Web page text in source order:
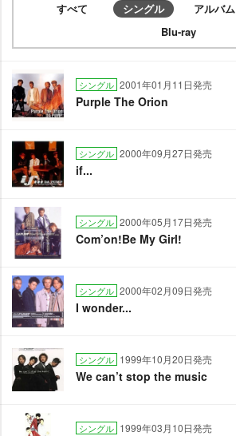
すべて シングル アルバム
Blu-ray
シングル 2001年01月11日発売
Purple The Orion
シングル 2000年09月27日発売
if...
シングル 2000年05月17日発売
Com’on!Be My Girl!
シングル 2000年02月09日発売
I wonder...
シングル 1999年10月20日発売
We can’t stop the music
シングル 1999年03月10日発売